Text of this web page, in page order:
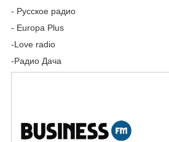
- Русское радио
- Europa Plus
-Love radio
-Радио Дача